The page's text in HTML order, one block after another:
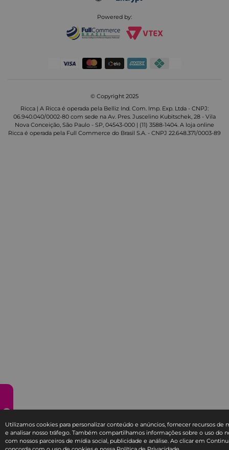
Utilizamos cookies para personalizar conteúdo e anúncios, fornecer recursos de
e analisar nosso tráfego. Também compartilhamos informações sobre o uso do
com nossos parceiros de mídia social, publicidade e análise. Ao clicar em
Powered by:
© Copyright 2025
Ricca | A Ricca é operada pela Belliz Ind. Com. Imp. Exp. Ltda - CNPJ:
06.940.040/0002-80 com sede na Av. Pres. Juscelino Kubitschek, 28 - Vila
Nova Conceição, São Paulo - SP, 04543-000 | (11) 3588-1404. A loja online
Ricca é operada pela Full Commerce do Brasil S.A. - CNPJ 22.648.371/0003-89